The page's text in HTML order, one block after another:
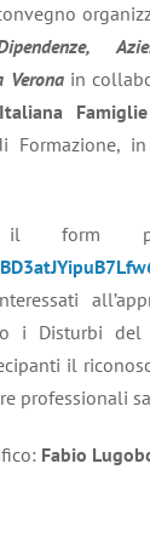
Verona in
Formazione,
il form
i Disturbi del
il
professionali
Fabio